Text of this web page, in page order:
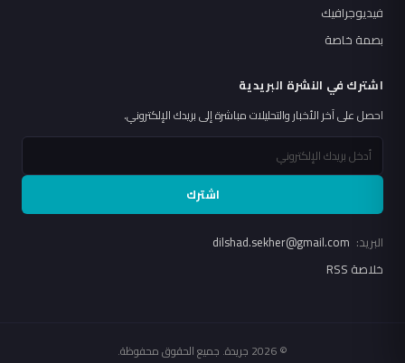
فيديوجرافيك
بصمة خاصة
اشترك في النشرة البريدية
احصل على آخر الأخبار والتحليلات مباشرة إلى بريدك الإلكتروني.
اشترك
البريد:
خلاصة RSS
© 2026 جريدة. جميع الحقوق محفوظة.